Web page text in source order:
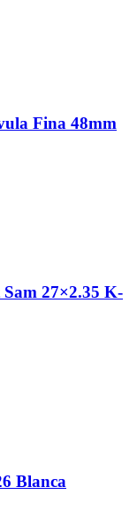
Fina 48mm
27×2.35 K-
Blanca